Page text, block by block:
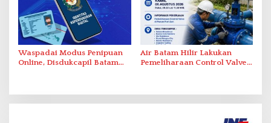
Waspadai Modus Penipuan
Online, Disdukcapil Batam
Air Batam Hilir Lakukan
Pemeliharaan Control Valve,